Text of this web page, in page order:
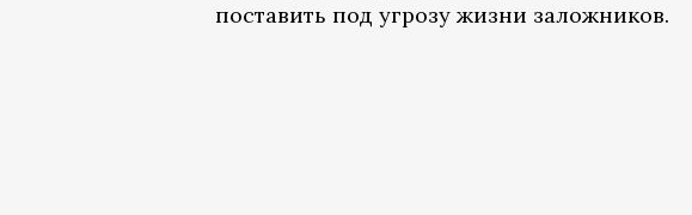
поставить под угрозу жизни заложников.